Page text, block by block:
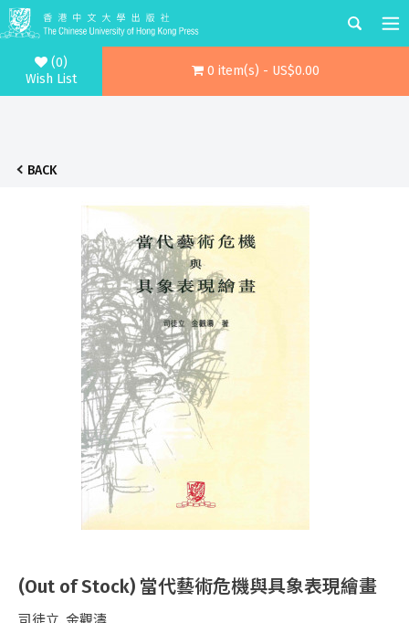
(0)
Wish List
0 item(s) - US$0.00
BACK
(Out of Stock) 當代藝術危機與具象表現繪畫